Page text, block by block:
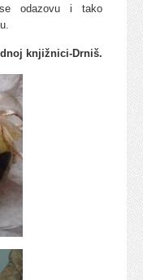
odazovu i tako
knjižnici-Drniš.